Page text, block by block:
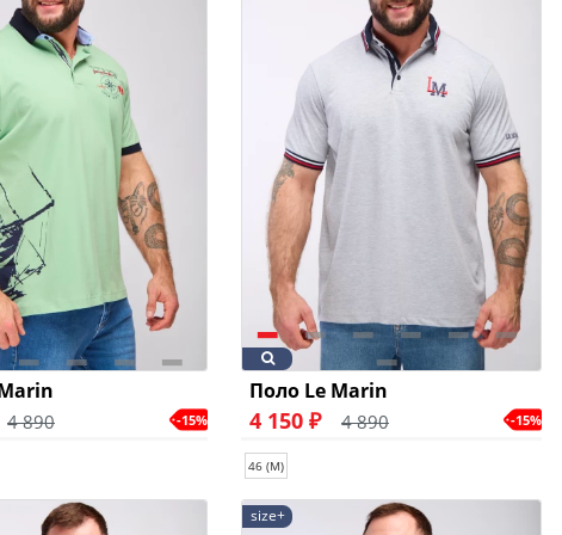
4 890 -15%
Поло Le Marin
4 150 ₽ 4 890 -15%
46 (M)
size+